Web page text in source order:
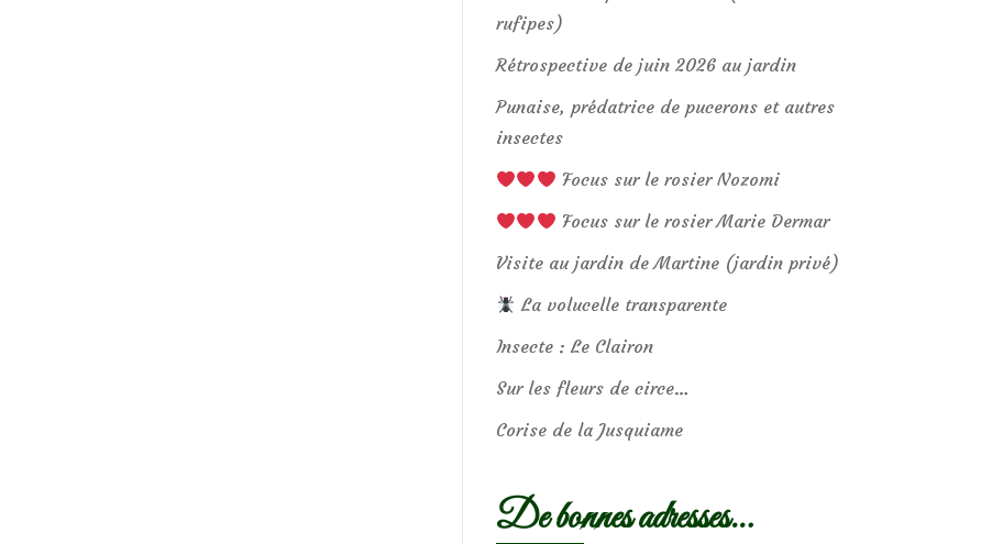
rufipes)
Rétrospective de juin 2026 au jardin
Punaise, prédatrice de pucerons et autres
insectes
Focus sur le rosier Nozomi
Focus sur le rosier Marie Dermar
Visite au jardin de Martine (jardin privé)
La volucelle transparente
Insecte : Le Clairon
Sur les fleurs de circe…
Corise de la Jusquiame
De bonnes adresses…